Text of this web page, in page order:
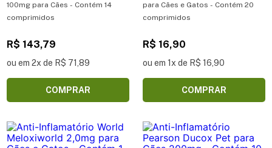
100mg para Cães - Contém 14
comprimidos
R$ 143,79
ou em 2x de R$ 71,89
COMPRAR
para Cães e Gatos - Contém 20
comprimidos
R$ 16,90
ou em 1x de R$ 16,90
COMPRAR